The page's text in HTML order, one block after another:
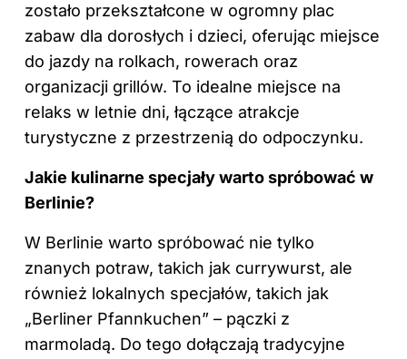
zostało przekształcone w ogromny plac
zabaw dla dorosłych i dzieci, oferując miejsce
do jazdy na rolkach, rowerach oraz
organizacji grillów. To idealne miejsce na
relaks w letnie dni, łączące atrakcje
turystyczne z przestrzenią do odpoczynku.
Jakie kulinarne specjały warto spróbować w
Berlinie?
W Berlinie warto spróbować nie tylko
znanych potraw, takich jak currywurst, ale
również lokalnych specjałów, takich jak
„Berliner Pfannkuchen” – pączki z
marmoladą. Do tego dołączają tradycyjne